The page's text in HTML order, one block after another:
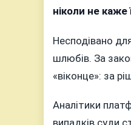
ніколи не каже
Несподівано
шлюбів. За
«віконце»: за
Аналітики